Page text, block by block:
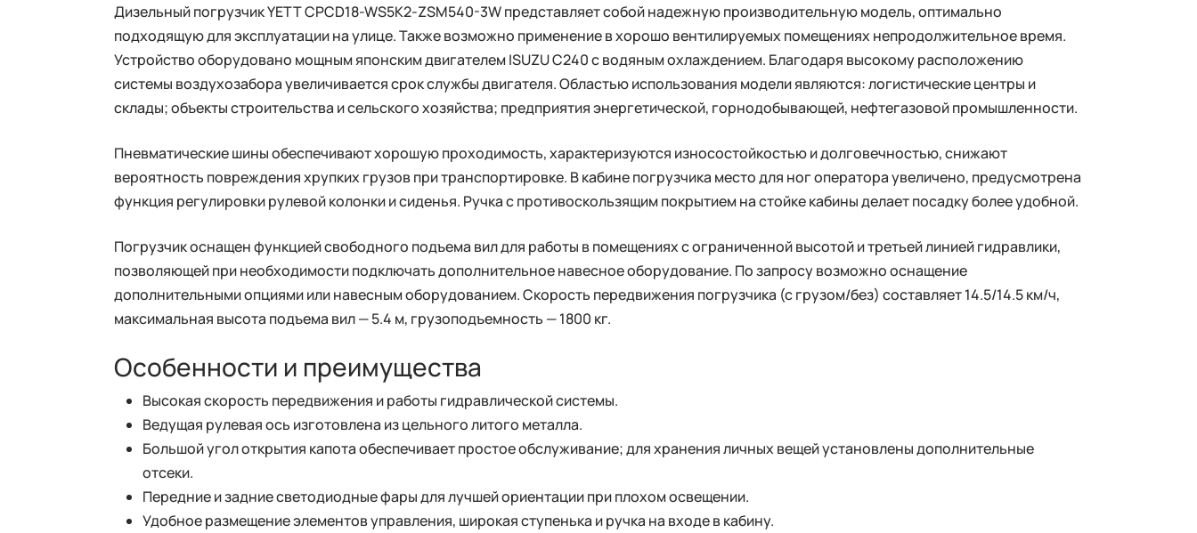
Дизельный погрузчик YETT CPCD18-WS5K2-ZSM540-3W представляет собой надежную производительную модель, оптимально
подходящую для эксплуатации на улице. Также возможно применение в хорошо вентилируемых помещениях непродолжительное время.
Устройство оборудовано мощным японским двигателем ISUZU C240 с водяным охлаждением. Благодаря высокому расположению
системы воздухозабора увеличивается срок службы двигателя. Областью использования модели являются: логистические центры и
склады; объекты строительства и сельского хозяйства; предприятия энергетической, горнодобывающей, нефтегазовой промышленности.
Пневматические шины обеспечивают хорошую проходимость, характеризуются износостойкостью и долговечностью, снижают
вероятность повреждения хрупких грузов при транспортировке. В кабине погрузчика место для ног оператора увеличено, предусмотрена
функция регулировки рулевой колонки и сиденья. Ручка с противоскользящим покрытием на стойке кабины делает посадку более удобной.
Погрузчик оснащен функцией свободного подъема вил для работы в помещениях с ограниченной высотой и третьей линией гидравлики,
позволяющей при необходимости подключать дополнительное навесное оборудование. По запросу возможно оснащение
дополнительными опциями или навесным оборудованием. Скорость передвижения погрузчика (с грузом/без) составляет 14.5/14.5 км/ч,
максимальная высота подъема вил — 5.4 м, грузоподъемность — 1800 кг.
Особенности и преимущества
Высокая скорость передвижения и работы гидравлической системы.
Ведущая рулевая ось изготовлена из цельного литого металла.
Большой угол открытия капота обеспечивает простое обслуживание; для хранения личных вещей установлены дополнительные
отсеки.
Передние и задние светодиодные фары для лучшей ориентации при плохом освещении.
Удобное размещение элементов управления, широкая ступенька и ручка на входе в кабину.